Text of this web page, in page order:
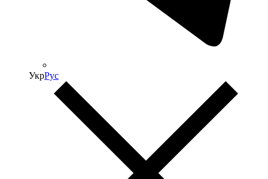
УкрРус